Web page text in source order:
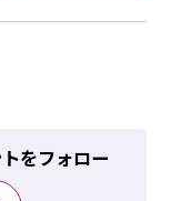
をフォロー